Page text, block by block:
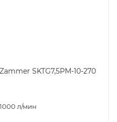
SKTG7,5PM-10-270
1000 л/мин